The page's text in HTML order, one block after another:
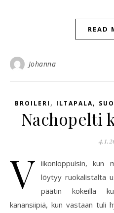
READ
Johanna
BROILERI , ILTAPALA,
Nachopelti
V iikonloppuisin, kun
löytyy ruokalistalta
päätin kokeilla
kanansiipiä, kun vastaan tuli